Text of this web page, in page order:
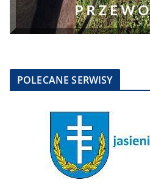
POLECANE SERWISY